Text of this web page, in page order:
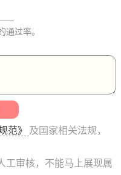
通过率。
范》
及国家相关法规，
工审核，不能马上展现属